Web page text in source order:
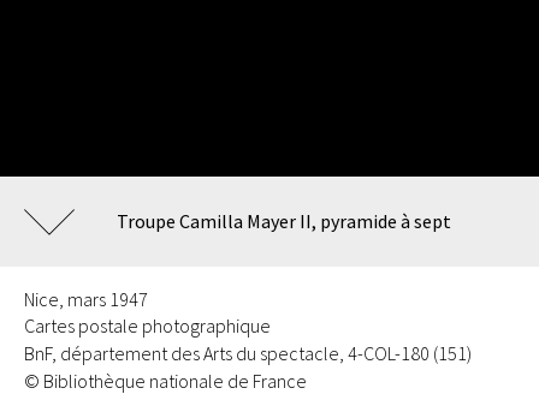
Troupe Camilla Mayer II, pyramide à sept
Nice, mars 1947
Cartes postale photographique
BnF, département des Arts du spectacle, 4-COL-180 (151)
© Bibliothèque nationale de France